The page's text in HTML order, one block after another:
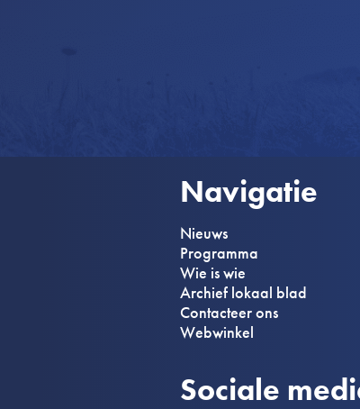
Navigatie
Nieuws
Programma
Wie is wie
Archief lokaal blad
Contacteer ons
Webwinkel
Sociale